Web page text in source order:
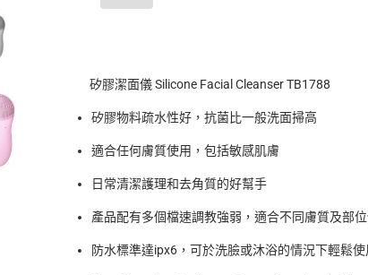
矽膠潔面儀 Silicone Facial Cleanser TB1788
矽膠物料疏水性好，抗菌比一般洗面掃高
適合任何膚質使用，包括敏感肌膚
日常清潔護理和去角質的好幫手
產品配有多個檔速調教強弱，適合不同膚質及部
防水標準達ipx6 ，可於洗臉或沐浴的情況下輕鬆使